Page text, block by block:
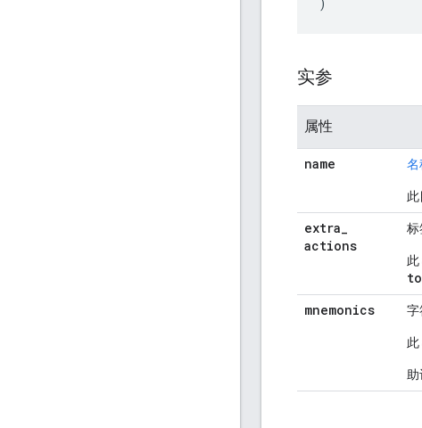
实参
属性
name 名
此
extra_
actions
标
此
mnemonics 字
此